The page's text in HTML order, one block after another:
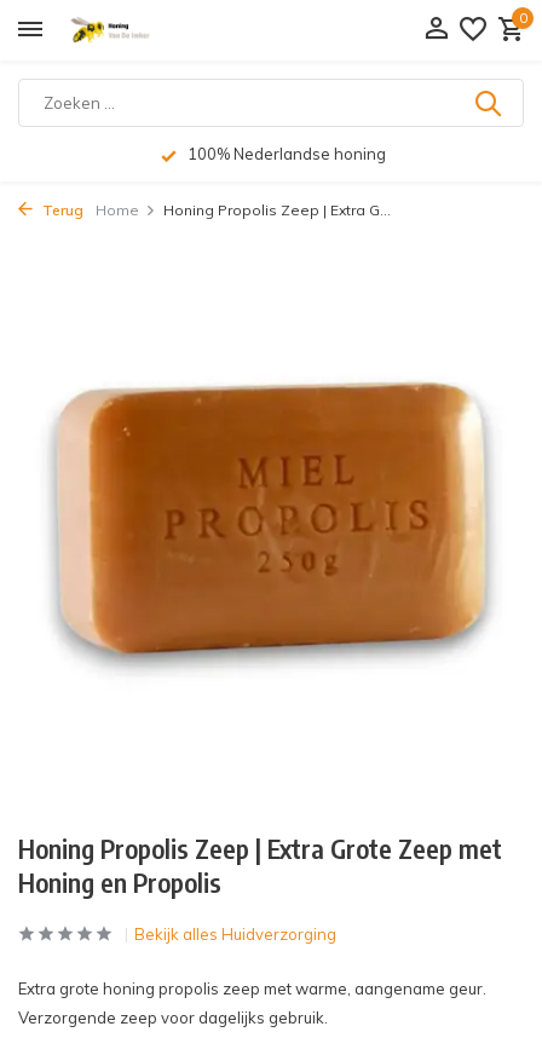
0
100% Nederlandse honing
Terug Home Honing Propolis Zeep | Extra G...
Honing Propolis Zeep | Extra Grote Zeep met
Honing en Propolis
Bekijk alles Huidverzorging
Extra grote honing propolis zeep met warme, aangename geur.
Verzorgende zeep voor dagelijks gebruik.